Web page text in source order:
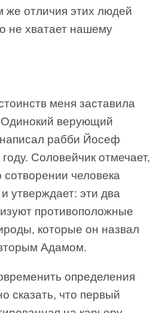
же отличия этих людей
не хватает нашему
меня заставила
верующий
рабби Йосеф
Соловейчик отмечает,
сотворении человека
утверждает: эти два
противоположные
которые он назвал
Адамом.
определения
сказать, что первый